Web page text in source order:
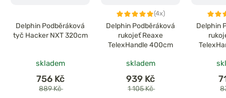
Delphin Podběráková
tyč Hacker NXT 320cm
skladem
756 Kč
889 Kč
(4x)
Delphin Podběráková
rukojeť Reaxe
TelexHandle 400cm
skladem
939 Kč
1 105 Kč
Delphin